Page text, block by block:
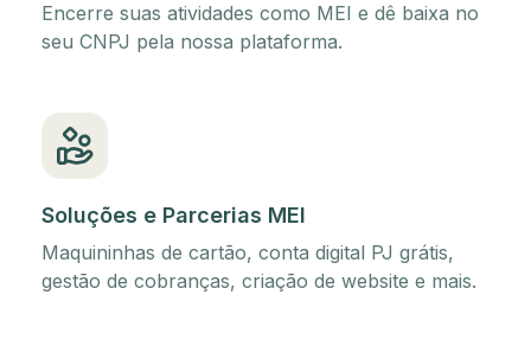
Encerre suas atividades como MEI e dê baixa no
seu CNPJ pela nossa plataforma.
Soluções e Parcerias MEI
Maquininhas de cartão, conta digital PJ grátis,
gestão de cobranças, criação de website e mais.